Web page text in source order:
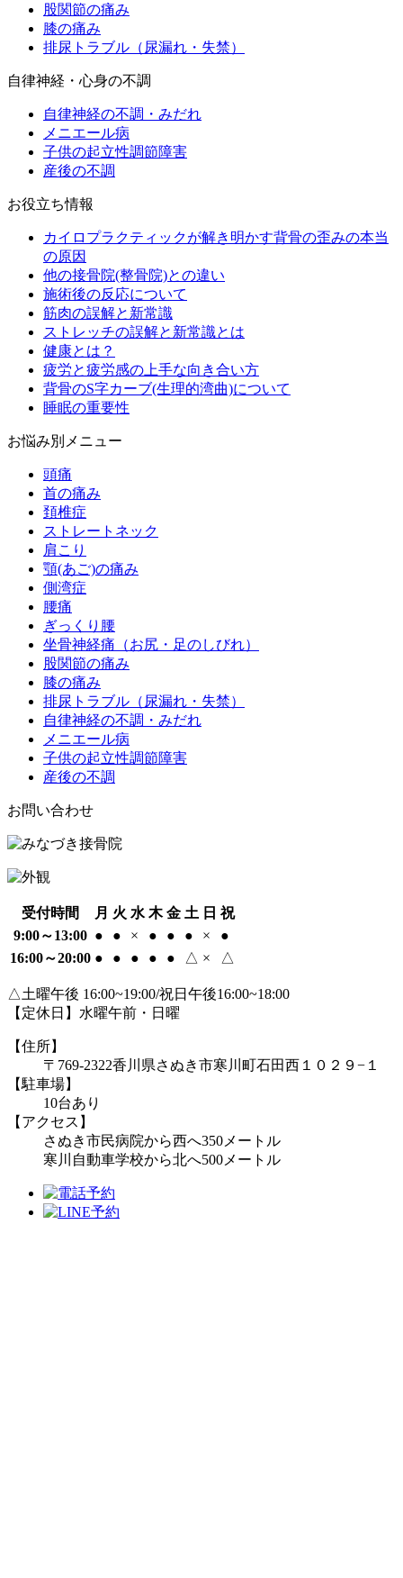
股関節の痛み
膝の痛み
排尿トラブル（尿漏れ・失禁）
自律神経・心身の不調
自律神経の不調・みだれ
メニエール病
子供の起立性調節障害
産後の不調
お役立ち情報
カイロプラクティックが解き明かす背骨の歪みの本当
の原因
他の接骨院(整骨院)との違い
施術後の反応について
筋肉の誤解と新常識
ストレッチの誤解と新常識とは
健康とは？
疲労と疲労感の上手な向き合い方
背骨のS字カーブ(生理的湾曲)について
睡眠の重要性
お悩み別メニュー
頭痛
首の痛み
頚椎症
ストレートネック
肩こり
顎(あご)の痛み
側湾症
腰痛
ぎっくり腰
坐骨神経痛（お尻・足のしびれ）
股関節の痛み
膝の痛み
排尿トラブル（尿漏れ・失禁）
自律神経の不調・みだれ
メニエール病
子供の起立性調節障害
産後の不調
お問い合わせ
受付時間 月 火 水 木 金 土 日 祝
9:00～13:00 ● ● × ● ● ● ×
●
16:00～20:00 ● ● ● ● ● △ × △
△土曜午後 16:00~19:00/祝日午後16:00~18:00
【定休日】水曜午前・日曜
【住所】
〒769-2322香川県さぬき市寒川町石田西１０２９−１
【駐車場】
10台あり
【アクセス】
さぬき市民病院から西へ350メートル
寒川自動車学校から北へ500メートル